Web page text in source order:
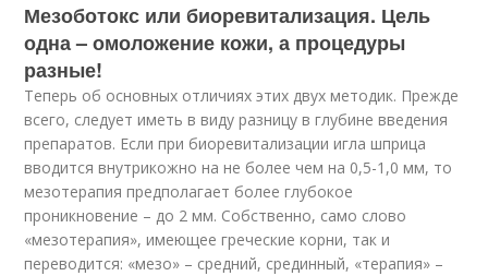
Мезоботокс или биоревитализация. Цель
одна – омоложение кожи, а процедуры
разные!
Теперь об основных отличиях этих двух методик. Прежде
всего, следует иметь в виду разницу в глубине введения
препаратов. Если при биоревитализации игла шприца
вводится внутрикожно на не более чем на 0,5-1,0 мм, то
мезотерапия предполагает более глубокое
проникновение – до 2 мм. Собственно, само слово
«мезотерапия», имеющее греческие корни, так и
переводится: «мезо» – средний, срединный, «терапия» –